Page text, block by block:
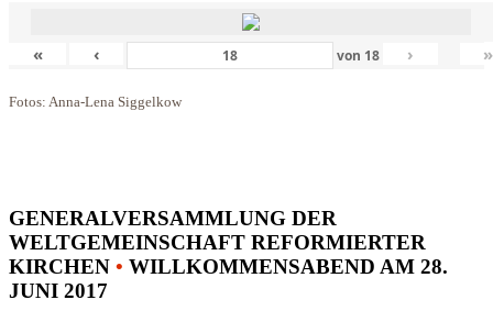
« ‹ von 18 › »
Fotos: Anna-Lena Siggelkow
GENERALVERSAMMLUNG DER
WELTGEMEINSCHAFT REFORMIERTER
KIRCHEN • WILLKOMMENSABEND AM 28.
JUNI 2017